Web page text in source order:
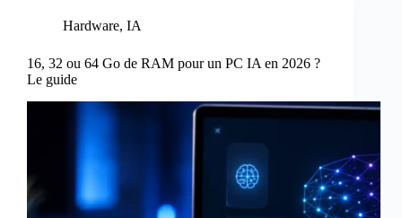
Hardware, IA
16, 32 ou 64 Go de RAM pour un PC IA en 2026 ?
Le guide